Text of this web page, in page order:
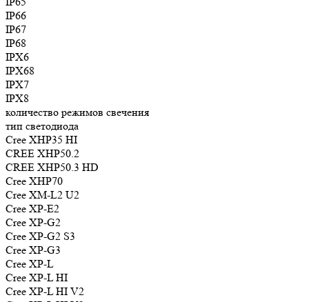
IP66
IP67
IP68
IPX6
IPX68
IPX7
IPX8
количество режимов свечения
тип светодиода
Cree XHP35 HI
CREE XHP50.2
CREE XHP50.3 HD
Cree XHP70
Cree XM-L2 U2
Cree XP-E2
Cree XP-G2
Cree XP-G2 S3
Cree XP-G3
Cree XP-L
Cree XP-L HI
Cree XP-L HI V2